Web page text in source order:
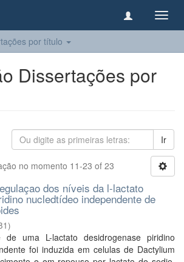
por título
Dissertações por
Ir
no momento 11-23 of 23
dos níveis da l-lactato
nucledtídeo independente de
)
de uma L-lactato desidrogenase piridino
foi induzida em celulas de Dactylium